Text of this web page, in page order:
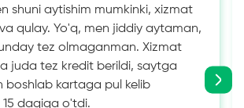
shuni aytishim mumkinki, xizmat
​​qulay. Yo'q, men jiddiy aytaman,
tez olmaganman. Xizmat
juda tez kredit berildi, saytga
boshlab kartaga pul kelib
daqiqa o'tdi.